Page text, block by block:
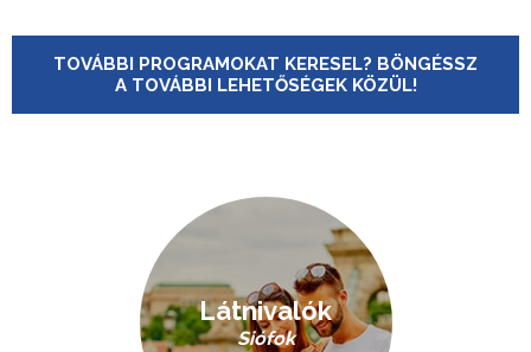
TOVÁBBI PROGRAMOKAT KERESEL? BÖNGÉSSZ
A TOVÁBBI LEHETŐSÉGEK KÖZÜL!
Látnivalók
Siófok